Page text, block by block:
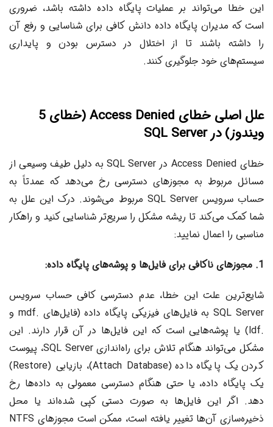
این خطا می‌تواند بر عملیات پایگاه داده داشته باشد، ضروری
است که مدیران پایگاه داده دانش کافی برای شناسایی و رفع آن
را داشته باشند تا از اختلال در دسترس بودن و پایداری
سیستم‌های خود جلوگیری کنند.
علل اصلی خطای Access Denied (خطای 5
ویندوز) در SQL Server
خطای Access Denied در SQL Server به دلیل طیف وسیعی از
مسائل مربوط به مجوزهای دسترسی رخ می‌دهد که عمدتاً به
حساب سرویس SQL Server مربوط می‌شوند. درک این علل به
شما کمک می‌کند تا ریشه مشکل را سریع‌تر شناسایی کنید و راهکار
مناسبی را اعمال نمایید:
1. مجوزهای ناکافی برای فایل‌ها و پوشه‌های پایگاه داده:
شایع‌ترین علت این خطا، عدم دسترسی کافی حساب سرویس
SQL Server به فایل‌های فیزیکی پایگاه داده (فایل‌های .mdf و
.ldf) یا پوشه‌هایی است که این فایل‌ها در آن قرار دارند. این
مشکل می‌تواند هنگام تلاش برای راه‌اندازی SQL Server، پیوست
کردن یک پایگاه داده (Attach Database)، بازیابی (Restore)
یک پایگاه داده، یا حتی هنگام دسترسی معمولی به داده‌ها رخ
دهد. اگر این فایل‌ها به صورت دستی کپی شده‌اند یا محل
ذخیره‌سازی آن‌ها تغییر یافته است، ممکن است مجوزهای NTFS